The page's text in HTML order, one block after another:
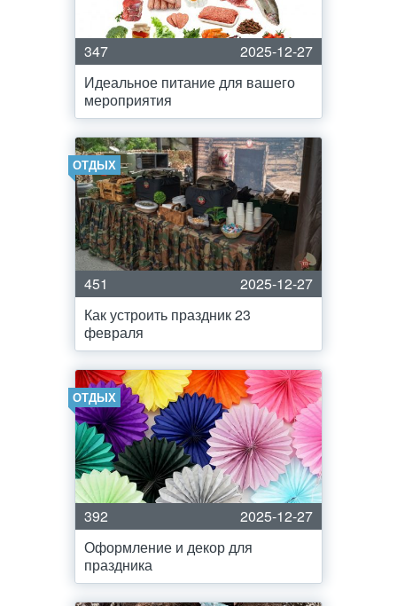
347
2025-12-27
Идеальное питание для вашего
мероприятия
ОТДЫХ
451
2025-12-27
Как устроить праздник 23
февраля
ОТДЫХ
392
2025-12-27
Оформление и декор для
праздника